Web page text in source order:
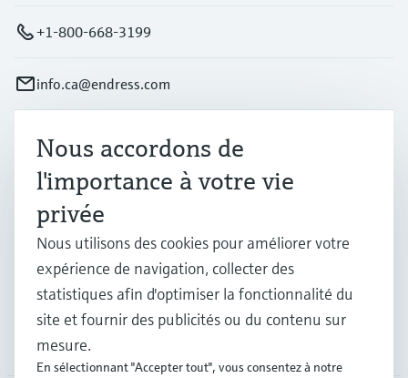
+1-800-668-3199
info.ca@endress.com
Produits et services
Industries
Support
Société
Nous accordons de
l'importance à votre vie
privée
Nous utilisons des cookies pour améliorer votre
expérience de navigation, collecter des
statistiques afin d'optimiser la fonctionnalité du
site et fournir des publicités ou du contenu sur
mesure.
En sélectionnant "Accepter tout", vous consentez à notre